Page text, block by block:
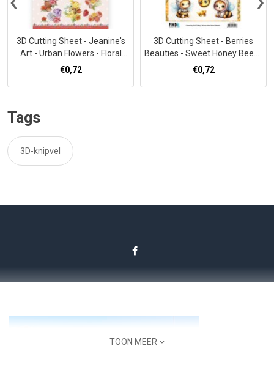
3D Cutting Sheet - Jeanine's
Art - Urban Flowers - Floral
composition
€0,72
3D Cutting Sheet - Berries
Beauties - Sweet Honey Bees -
Honeycomb Friends
€0,72
Tags
3D-knipvel
TOON MEER